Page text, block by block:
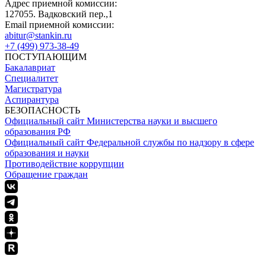
Адрес приемной комиссии:
127055. Вадковский пер.,1
Email приемной комиссии:
abitur@stankin.ru
+7 (499) 973-38-49
ПОСТУПАЮЩИМ
Бакалавриат
Специалитет
Магистратура
Аспирантура
БЕЗОПАСНОСТЬ
Официальный сайт Министерства науки и высшего
образования РФ
Официальный сайт Федеральной службы по надзору в сфере
образования и науки
Противодействие коррупции
Обращение граждан